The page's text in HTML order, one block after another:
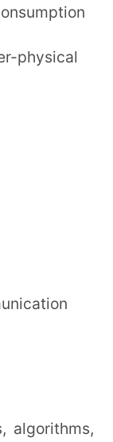
physical
algorithms,